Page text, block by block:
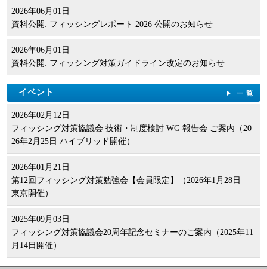
2026年06月01日
資料公開: フィッシングレポート 2026 公開のお知らせ
2026年06月01日
資料公開: フィッシング対策ガイドライン改定のお知らせ
イベント 一覧
2026年02月12日
フィッシング対策協議会 技術・制度検討 WG 報告会 ご案内（20
26年2月25日 ハイブリッド開催）
2026年01月21日
第12回フィッシング対策勉強会【会員限定】（2026年1月28日
東京開催）
2025年09月03日
フィッシング対策協議会20周年記念セミナーのご案内（2025年11
月14日開催）